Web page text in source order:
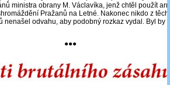
ministra obrany M. Václavíka, jenž chtěl použít
Pražanů na Letné. Nakonec nikdo z
nenašel odvahu, aby podobný rozkaz vydal. Byl by
●●●